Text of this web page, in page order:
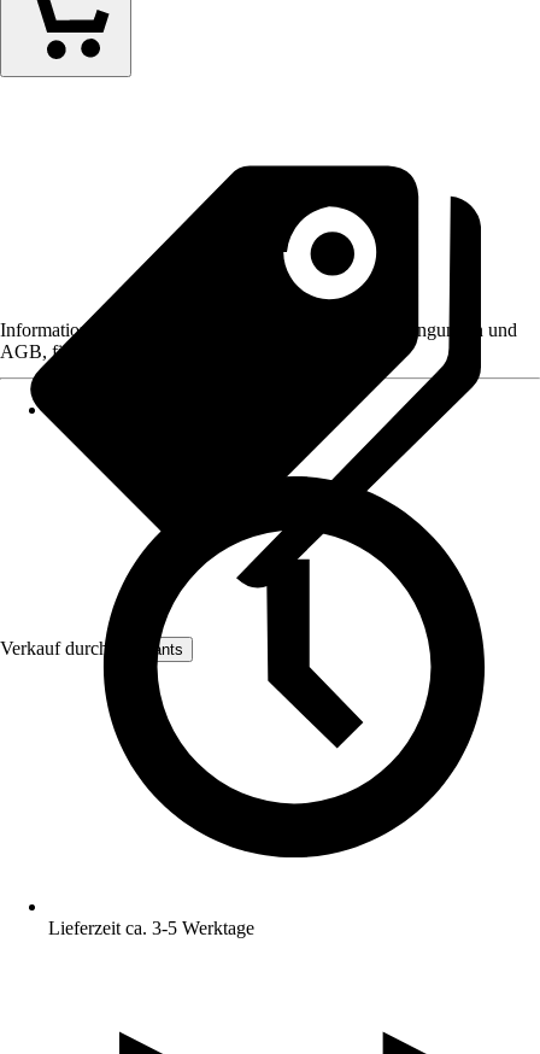
Verkauf durch: artplants
Informationen des Verkäufers, wie z. B. Rückgabebedingungen und
AGB, finden Sie bei Klick auf den Verkäufernamen.
Lieferzeit ca. 3-5 Werktage